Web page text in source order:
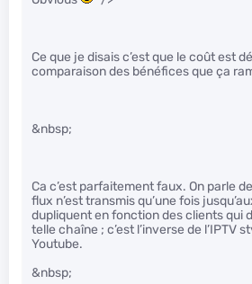
Ce que je disais c’est que le coût est
comparaison des bénéfices que ça
&nbsp;
Ca c’est parfaitement faux. On parle
flux n’est transmis qu’une fois
dupliquent en fonction des clients qui
telle chaîne ; c’est l’inverse de l’IPTV
Youtube.
&nbsp;